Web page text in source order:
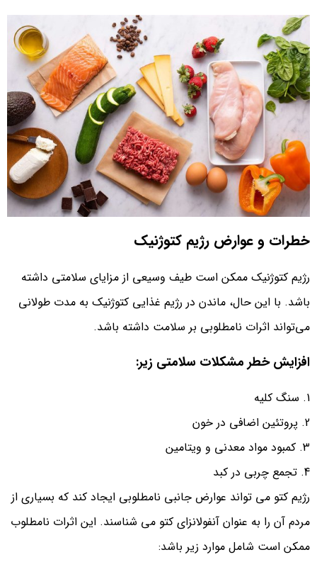
خطرات و عوارض رژیم کتوژنیک
رژیم کتوژنیک ممکن است طیف وسیعی از مزایای سلامتی داشته
باشد. با این حال، ماندن در رژیم غذایی کتوژنیک به مدت طولانی
می‌تواند اثرات نامطلوبی بر سلامت داشته باشد.
افزایش خطر مشکلات سلامتی زیر:
سنگ کلیه
پروتئین اضافی در خون
کمبود مواد معدنی و ویتامین
تجمع چربی در کبد
رژیم کتو می تواند عوارض جانبی نامطلوبی ایجاد کند که بسیاری از
مردم آن را به عنوان آنفولانزای کتو می شناسند. این اثرات نامطلوب
ممکن است شامل موارد زیر باشد: